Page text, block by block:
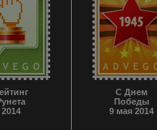
2014
С Днем
Победы
9 мая 2014